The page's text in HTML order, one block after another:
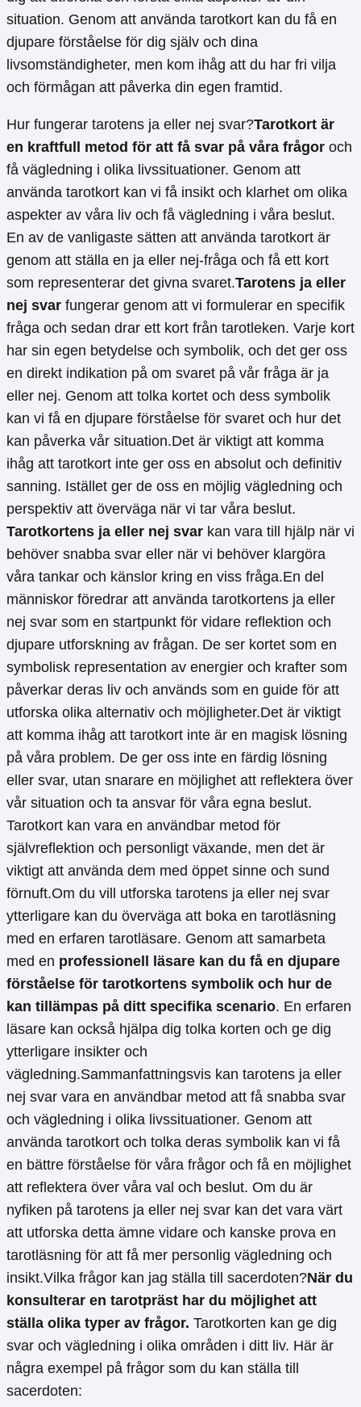
situation. Genom att använda tarotkort kan du få en
djupare förståelse för dig själv och dina
livsomständigheter, men kom ihåg att du har fri vilja
och förmågan att påverka din egen framtid.
Hur fungerar tarotens ja eller nej svar?Tarotkort är
en kraftfull metod för att få svar på våra frågor och
få vägledning i olika livssituationer. Genom att
använda tarotkort kan vi få insikt och klarhet om olika
aspekter av våra liv och få vägledning i våra beslut.
En av de vanligaste sätten att använda tarotkort är
genom att ställa en ja eller nej-fråga och få ett kort
som representerar det givna svaret.Tarotens ja eller
nej svar fungerar genom att vi formulerar en specifik
fråga och sedan drar ett kort från tarotleken. Varje kort
har sin egen betydelse och symbolik, och det ger oss
en direkt indikation på om svaret på vår fråga är ja
eller nej. Genom att tolka kortet och dess symbolik
kan vi få en djupare förståelse för svaret och hur det
kan påverka vår situation.Det är viktigt att komma
ihåg att tarotkort inte ger oss en absolut och definitiv
sanning. Istället ger de oss en möjlig vägledning och
perspektiv att överväga när vi tar våra beslut.
Tarotkortens ja eller nej svar kan vara till hjälp när vi
behöver snabba svar eller när vi behöver klargöra
våra tankar och känslor kring en viss fråga.En del
människor föredrar att använda tarotkortens ja eller
nej svar som en startpunkt för vidare reflektion och
djupare utforskning av frågan. De ser kortet som en
symbolisk representation av energier och krafter som
påverkar deras liv och används som en guide för att
utforska olika alternativ och möjligheter.Det är viktigt
att komma ihåg att tarotkort inte är en magisk lösning
på våra problem. De ger oss inte en färdig lösning
eller svar, utan snarare en möjlighet att reflektera över
vår situation och ta ansvar för våra egna beslut.
Tarotkort kan vara en användbar metod för
självreflektion och personligt växande, men det är
viktigt att använda dem med öppet sinne och sund
förnuft.Om du vill utforska tarotens ja eller nej svar
ytterligare kan du överväga att boka en tarotläsning
med en erfaren tarotläsare. Genom att samarbeta
med en professionell läsare kan du få en djupare
förståelse för tarotkortens symbolik och hur de
kan tillämpas på ditt specifika scenario. En erfaren
läsare kan också hjälpa dig tolka korten och ge dig
ytterligare insikter och
vägledning.Sammanfattningsvis kan tarotens ja eller
nej svar vara en användbar metod att få snabba svar
och vägledning i olika livssituationer. Genom att
använda tarotkort och tolka deras symbolik kan vi få
en bättre förståelse för våra frågor och få en möjlighet
att reflektera över våra val och beslut. Om du är
nyfiken på tarotens ja eller nej svar kan det vara värt
att utforska detta ämne vidare och kanske prova en
tarotläsning för att få mer personlig vägledning och
insikt.Vilka frågor kan jag ställa till sacerdoten?När du
konsulterar en tarotpräst har du möjlighet att
ställa olika typer av frågor. Tarotkorten kan ge dig
svar och vägledning i olika områden i ditt liv. Här är
några exempel på frågor som du kan ställa till
sacerdoten: